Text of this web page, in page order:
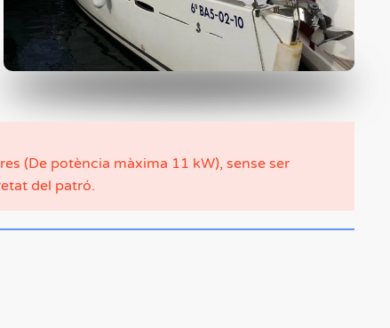
(De potència màxima 11 kW), sense ser
del patró.